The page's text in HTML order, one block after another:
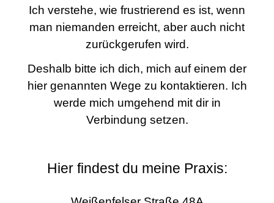
Ich verstehe, wie frustrierend es ist, wenn
man niemanden erreicht, aber auch nicht
zurückgerufen wird.
Deshalb bitte ich dich, mich auf einem der
hier genannten Wege zu kontaktieren. Ich
werde mich umgehend mit dir in
Verbindung setzen.
Hier findest du meine Praxis: